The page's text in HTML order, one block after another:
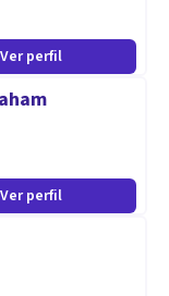
mis
de
individuales de
de trabajar
Instagram:
Ver perfil
Ver perfil